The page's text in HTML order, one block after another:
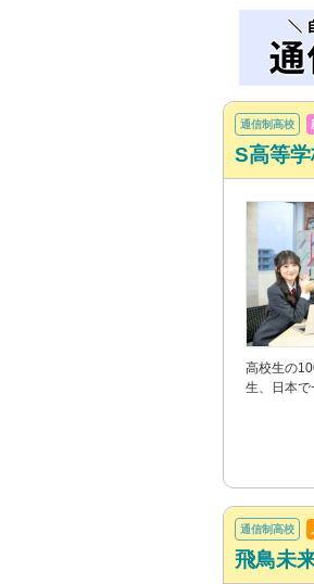
通信制高校
S高等
高校生の
生、日本
通信制高校
飛鳥未